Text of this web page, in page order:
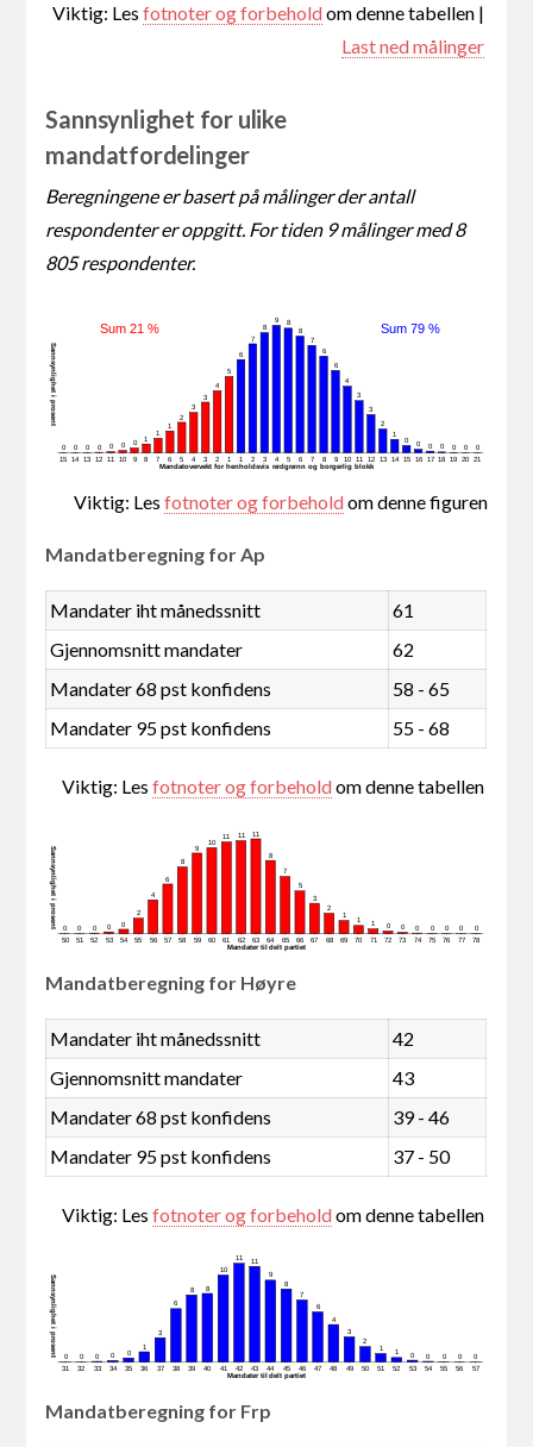
Viktig: Lesfotnoter og forbeholdom denne tabellen |
Last ned målinger
Sannsynlighet for ulike
mandatfordelinger
Beregningene er basert på målinger der antall
respondenter er oppgitt. For tiden 9 målinger med 8
805 respondenter.
Mandatovervekt for henholdsvis rødgrønn og borgerlig blokk
Sannsynlighet i prosent
0 0 0 0 0 0 0
1
1
1
2
3
3
4
5
6
7
8
9 8
8
7
6
6
4
3
3
2
1
0
0 0 0 0 0
0
15
14 13 12 11 10 9 8 7 6 5 4 3 2 1 1 2 3 4 5 6 7 8 9 10 11 12 13 14 15 16 17 18 19 20 21
Sum 21 % Sum 79 %
Viktig: Les fotnoter og forbeholdom denne figuren
Mandatberegning for Ap
Mandater iht månedssnitt
61
Gjennomsnitt mandater
62
Mandater 68 pst konfidens
58 - 65
Mandater 95 pst konfidens
55 - 68
Viktig: Lesfotnoter og forbeholdom denne tabellen
Mandater tildelt partiet
Sannsynlighet i prosent 0 0 0 0 0
2
4
6
8
9
10
11 11 11
8
7
5
3
2
1
1 1 0 0 0 0 0 0 0
50 51 52 53 54 55 56 57 58 59 60 61 62 63 64 65 66 67 68 69 70 71 72 73 74 75 76 77 78
Mandatberegning for Høyre
Mandater iht månedssnitt
42
Gjennomsnitt mandater
43
Mandater 68 pst konfidens
39 - 46
Mandater 95 pst konfidens
37 - 50
Viktig: Lesfotnoter og forbeholdom denne tabellen
Mandater tildelt partiet
Sannsynlighet i prosent 0 0 0 0 0
1
3
6
8 8
10
11 11
9
8
7
6
4
3
2
1
1 0 0 0 0
0
31
32 33 34 35 36 37 38 39 40 41 42 43 44 45 46 47 48 49 50 51 52 53 54 55 56 57
Mandatberegning for Frp